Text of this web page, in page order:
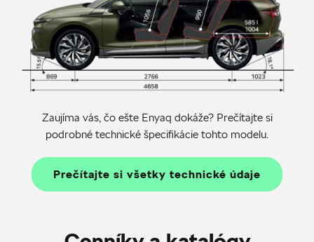
Zaujíma vás, čo ešte Enyaq dokáže? Prečítajte si
podrobné technické špecifikácie tohto modelu.
Prečítajte si všetky technické údaje